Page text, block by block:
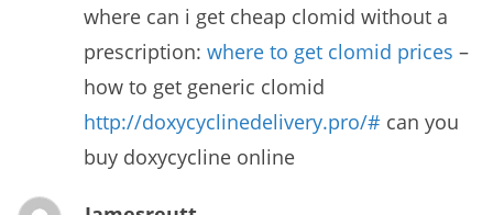
where can i get cheap clomid without a
prescription: where to get clomid prices –
how to get generic clomid
http://doxycyclinedelivery.pro/# can you
buy doxycycline online